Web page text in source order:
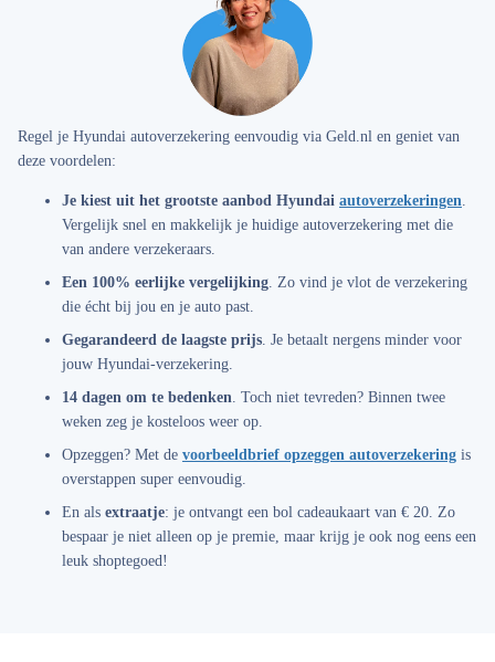
Regel je Hyundai autoverzekering eenvoudig via Geld.nl en geniet van
deze voordelen:
Je kiest uit het grootste aanbod Hyundai autoverzekeringen.
Vergelijk snel en makkelijk je huidige autoverzekering met die
van andere verzekeraars.
Een 100% eerlijke vergelijking. Zo vind je vlot de verzekering
die écht bij jou en je auto past.
Gegarandeerd de laagste prijs. Je betaalt nergens minder voor
jouw Hyundai-verzekering.
14 dagen om te bedenken. Toch niet tevreden? Binnen twee
weken zeg je kosteloos weer op.
Opzeggen? Met de voorbeeldbrief opzeggen autoverzekering is
overstappen super eenvoudig.
En als extraatje: je ontvangt een bol cadeaukaart van € 20. Zo
bespaar je niet alleen op je premie, maar krijg je ook nog eens een
leuk shoptegoed!